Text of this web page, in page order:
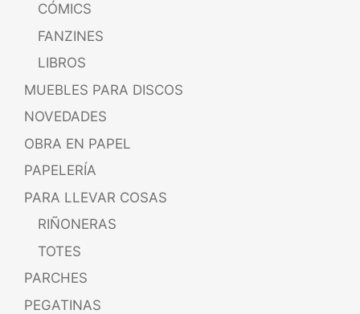
CÓMICS
FANZINES
LIBROS
MUEBLES PARA DISCOS
NOVEDADES
OBRA EN PAPEL
PAPELERÍA
PARA LLEVAR COSAS
RIÑONERAS
TOTES
PARCHES
PEGATINAS